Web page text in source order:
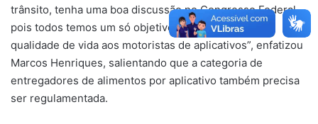
trânsito, tenha uma boa discussão no Congresso Federal,
pois todos temos um só objetivo: oferecer melhor
qualidade de vida aos motoristas de aplicativos”, enfatizou
Marcos Henriques, salientando que a categoria de
entregadores de alimentos por aplicativo também precisa
ser regulamentada.